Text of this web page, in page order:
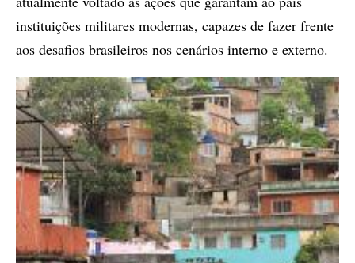
instituições militares modernas, capazes de fazer frente
aos desafios brasileiros nos cenários interno e externo.